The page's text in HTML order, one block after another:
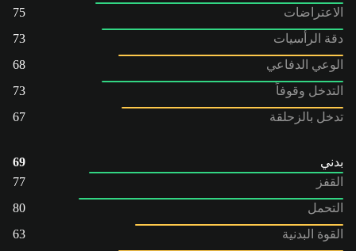
الاعتراضات
75
دقة الرأسيات
73
الوعي الدفاعي
68
التدخل وقوفاً
73
تدخل بالزحلقة
67
بدني
69
القفز
77
التحمل
80
القوة البدنية
63